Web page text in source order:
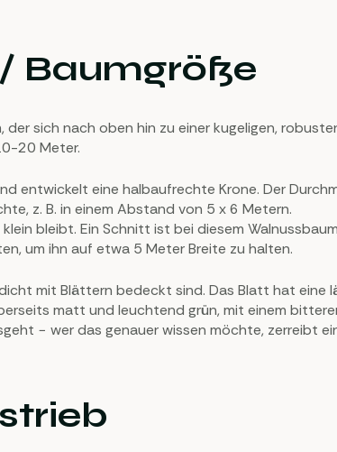
Baumgröße
sich nach oben hin zu einer kugeligen,
20 Meter.
entwickelt eine halbaufrechte Krone. Der
z. B. in einem Abstand von 5 x 6 Metern.
bleibt. Ein Schnitt ist bei diesem
um ihn auf etwa 5 Meter Breite zu halten.
mit Blättern bedeckt sind. Das Blatt hat eine
matt und leuchtend grün, mit einem
− wer das genauer wissen möchte, zerreibt